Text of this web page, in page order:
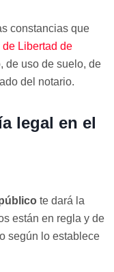
constancias que
Libertad de
de uso de suelo, de
del notario.
legal en el
te dará la
están en regla y de
según lo establece